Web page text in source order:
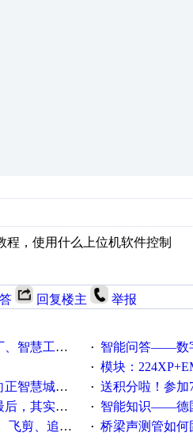
程，使用什么上位机软件控制
回复楼主 举报
者的区别是什么？ · 智能问答——数字化工厂与
· 模块：
展厅3.0版亮相 · 送积分啦！参加7月6日
的都是人品 · 智能知识——德国工业崛起
剪等C功能块 · 桥梁声测管如何固